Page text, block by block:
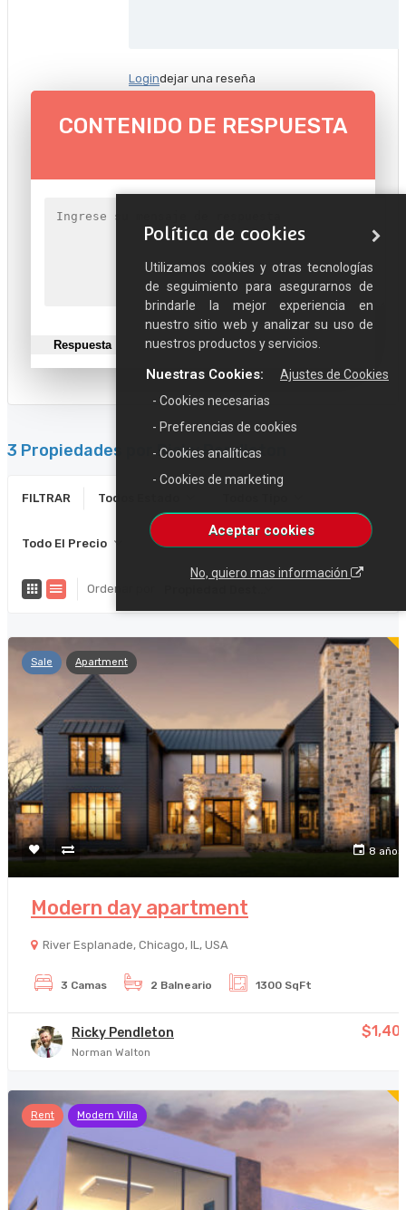
Logindejar una reseña
CONTENIDO DE RESPUESTA
Respuesta Cerca
3 Propiedades por Ricky Pendleton
FILTRAR Todos Estado
Todo El Precio
Ordenar por
Sale Apartment
8 años
Modern day apartment
River Esplanade, Chicago, IL, USA
3 Camas 2 Balneario 1300 SqFt
Ricky Pendleton
Norman Walton
Rent Modern Villa
Política de cookies
Utilizamos cookies y otras tecnologías
de seguimiento para asegurarnos de
brindarle la mejor experiencia en
nuestro sitio web y analizar su uso de
nuestros productos y servicios.
Aceptar cookies
No, quiero mas información
Ajustes de Cookies
- Cookies necesarias
Nuestras Cookies:
- Preferencias de cookies
- Cookies analíticas
- Cookies de marketing